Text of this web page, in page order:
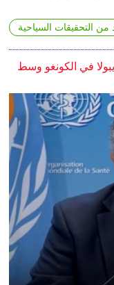
من التحقيقات السياحية
في الكونغو وسط